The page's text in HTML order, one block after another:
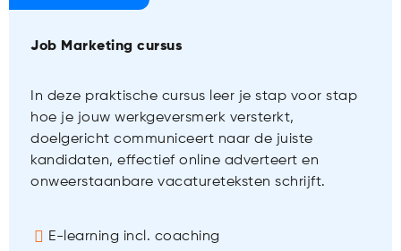
Job Marketing cursus
In deze praktische cursus leer je stap voor stap
hoe je jouw werkgeversmerk versterkt,
doelgericht communiceert naar de juiste
kandidaten, effectief online adverteert en
onweerstaanbare vacatureteksten schrijft.
E-learning incl. coaching